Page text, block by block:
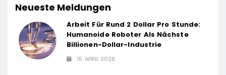
Neueste Meldungen
Arbeit Für Rund 2 Dollar Pro Stunde:
Humanoide Roboter Als Nächste
Billionen-Dollar-Industrie
15. APRIL 2026